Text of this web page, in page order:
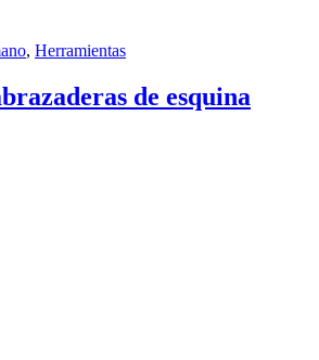
, Herramientas
de esquina